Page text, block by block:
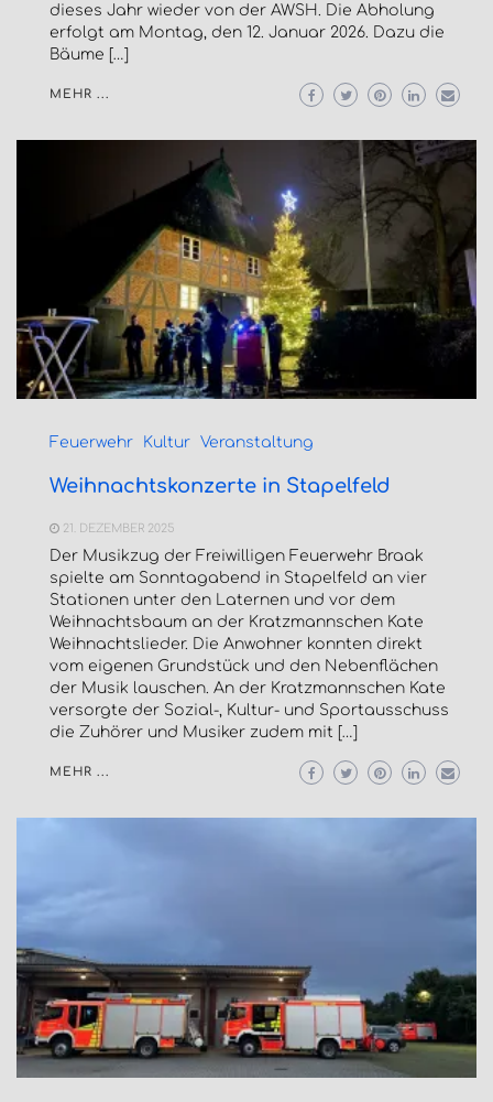
dieses Jahr wieder von der AWSH. Die Abholung
erfolgt am Montag, den 12. Januar 2026. Dazu die
Bäume […]
MEHR ...
Feuerwehr Kultur Veranstaltung
Weihnachtskonzerte in Stapelfeld
21. DEZEMBER 2025
Der Musikzug der Freiwilligen Feuerwehr Braak
spielte am Sonntagabend in Stapelfeld an vier
Stationen unter den Laternen und vor dem
Weihnachtsbaum an der Kratzmannschen Kate
Weihnachtslieder. Die Anwohner konnten direkt
vom eigenen Grundstück und den Nebenflächen
der Musik lauschen. An der Kratzmannschen Kate
versorgte der Sozial-, Kultur- und Sportausschuss
die Zuhörer und Musiker zudem mit […]
MEHR ...